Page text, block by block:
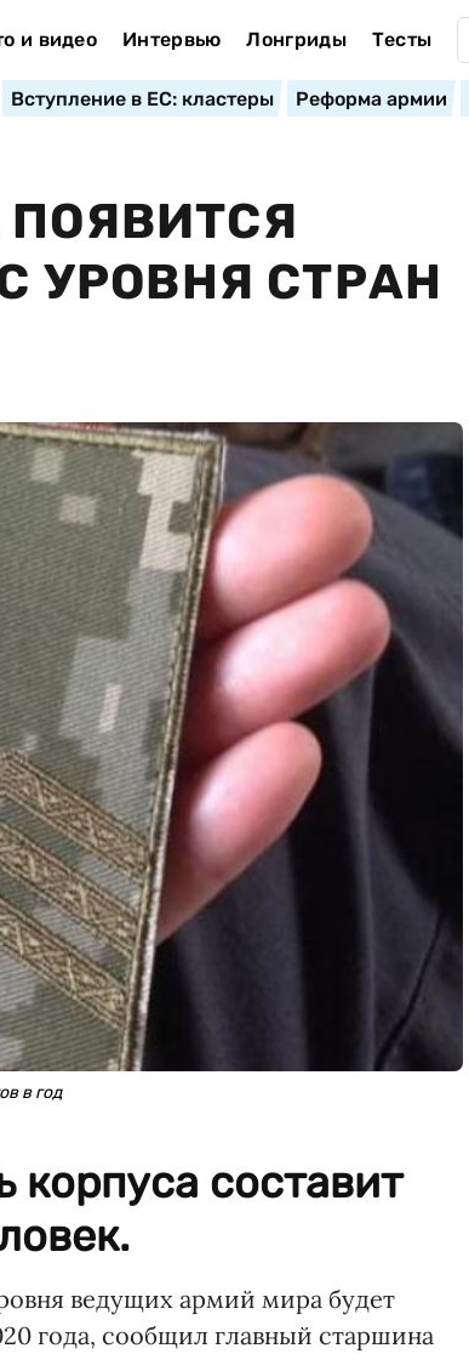
и видео Интервью Лонгриды Тесты
Вступление в ЕС: кластеры Реформа армии
ПОЯВИТСЯ
УРОВНЯ СТРАН
в год
корпуса составит
ведущих армий мира будет
года, сообщил главный старшина